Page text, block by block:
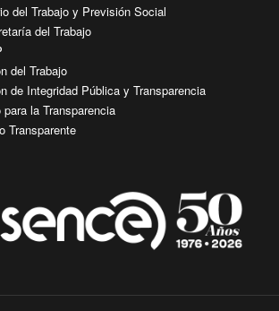
del Trabajo y Previsión Social
del Trabajo
del Trabajo
de Integridad Pública y Transparencia
para la Transparencia
Transparente